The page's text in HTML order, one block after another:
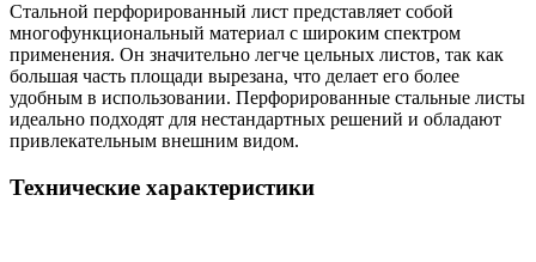
Стальной перфорированный лист представляет собой
многофункциональный материал с широким спектром
применения. Он значительно легче цельных листов, так как
большая часть площади вырезана, что делает его более
удобным в использовании. Перфорированные стальные листы
идеально подходят для нестандартных решений и обладают
привлекательным внешним видом.
Технические характеристики